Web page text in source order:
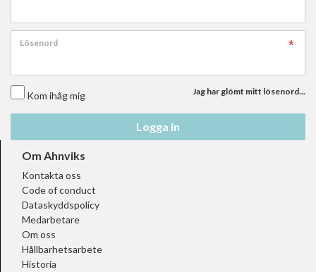
Lösenord
Kom ihåg mig Jag har glömt mitt lösenord...
Logga in
Om Ahnviks
Kontakta oss
Code of conduct
Dataskyddspolicy
Medarbetare
Om oss
Hållbarhetsarbete
Historia